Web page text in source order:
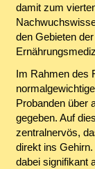
damit zum
den Gebieten
Im Rahmen des
Probanden über
gegeben. Auf
zentralnervös,
direkt ins
dabei signifikant